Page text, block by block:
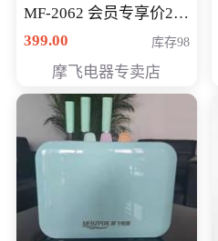
MF-2062 会员专享价268
元
399.00 库存98
摩飞电器专卖店